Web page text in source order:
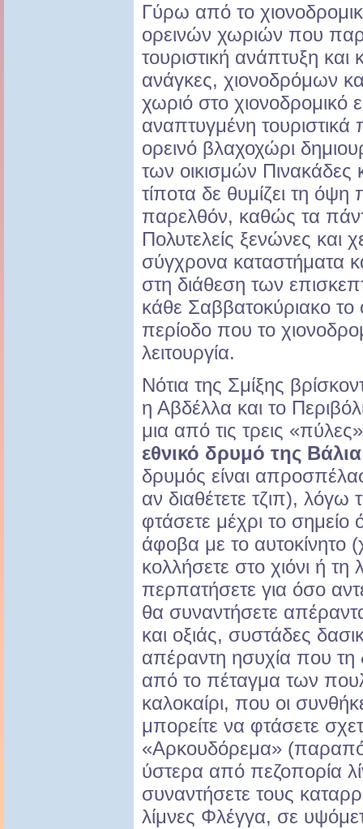
Γύρω από το
ορεινών χωριών που
τουριστική ανάπτυξη και
ανάγκες, χιονοδρόμων
χωριό στο χιονοδρομικό
αναπτυγμένη
ορεινό βλαχοχώρι
των οικισμών
τίποτα δε θυμίζει τη
παρελθόν, καθώς τα
Πολυτελείς ξενώνες και
σύγχρονα καταστήματα
στη διάθεση των
κάθε Σαββατοκύριακο το
περίοδο που το
λειτουργία.
Νότια της Σμίξης
η Αβδέλλα και το
μια από τις τρεις
εθνικό δρυμό της
δρυμός είναι
αν διαθέτετε τζιπ), λόγω
φτάσετε μέχρι το
άφοβα με το αυτοκίνητο
κολλήσετε στο χιόνι ή
περπατήσετε για όσο
θα συναντήσετε
και οξιάς, συστάδες
απέραντη ησυχία που τη
από το πέταγμα των
καλοκαίρι, που οι
μπορείτε να φτάσετε
«Αρκουδόρεμα»
ύστερα από πεζοπορία
συναντήσετε τους
λίμνες Φλέγγα, σε